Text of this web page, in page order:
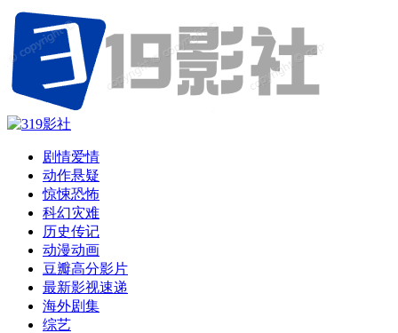
剧情爱情
动作悬疑
惊悚恐怖
科幻灾难
历史传记
动漫动画
豆瓣高分影片
最新影视速递
海外剧集
综艺